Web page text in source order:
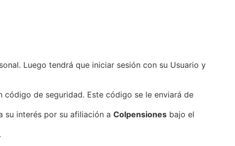
Luego tendrá que iniciar sesión con su Usuario y
de seguridad. Este código se le enviará de
su interés por su afiliación a Colpensiones bajo el